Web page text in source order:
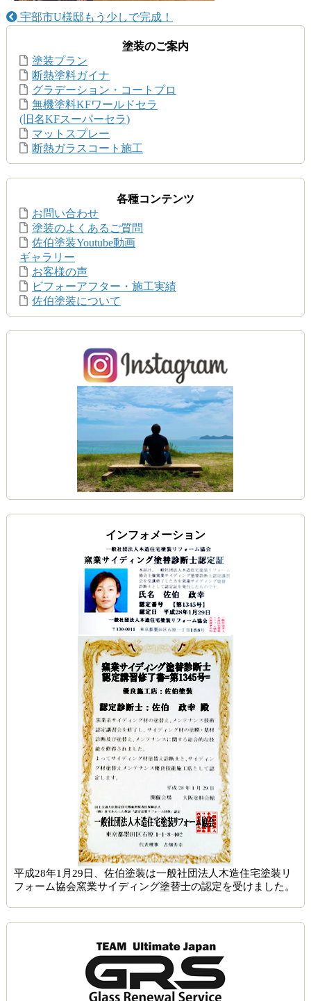
宇部市U様邸もう少しで完成！
塗装のご案内
塗装プラン
断熱塗料ガイナ
グラデーション・コートプロ
無機塗料KFワールドセラ
(旧名KFスーパーセラ)
マットスプレー
断熱ガラスコート施工
各種コンテンツ
お問い合わせ
塗装のよくあるご質問
佐伯塗装Youtube動画
ギャラリー
お客様の声
ビフォーアフター・施工実績
佐伯塗装について
インフォメーション
平成28年1月29日、佐伯塗装は一般社団法人木造住宅塗装リ
フォーム協会窯業サイディング塗替士の認定を受けました。